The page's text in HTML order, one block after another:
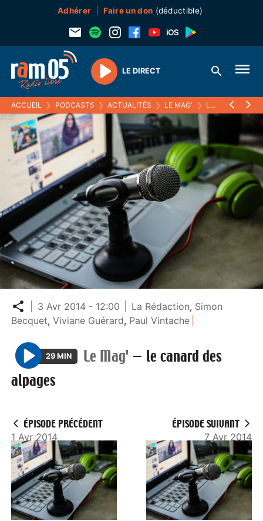
Adhérer Faire un don (déductible)
Play
LE DIRECT
ACCUEIL ❯ PODCASTS ❯ ACTUALITÉS ❯ LE MAG' ❯ LE CANARD DES ALPAGES
Partager
3 Avr 2014 - 12:00 La Rédaction, Simon
Becquet,Viviane Guérard, Paul Vintache
P
l
29 MIN Le Mag' — le canard des
alpages
ÉPISODE PRÉCÉDENT
1 Avr 2014
ÉPISODE SUIVANT
7 Avr 2014